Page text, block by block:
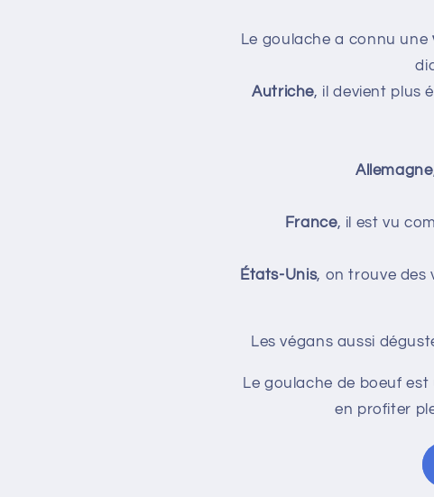
Le goulache a connu une
Autriche, il devient plus
Allemagne
France, il est vu
États-Unis, on trouve des
Les végans aussi
Le goulache de boeuf
en profiter